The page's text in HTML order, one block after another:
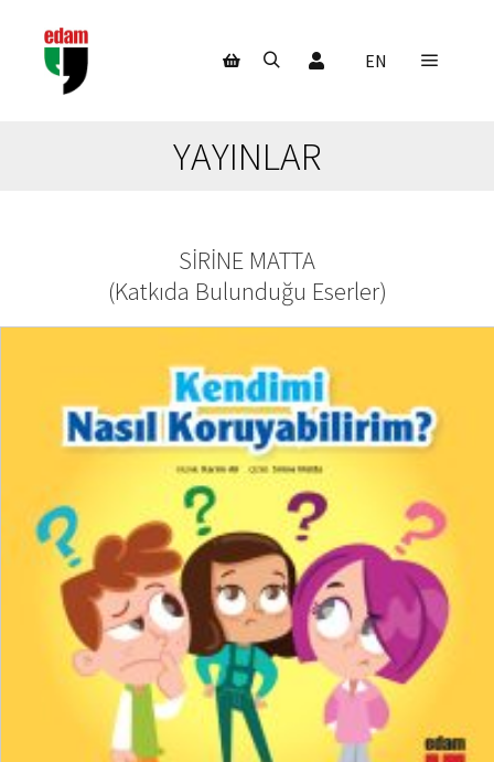
Hesabım
EN
YAYINLAR
SIRINE MATTA
(Katkıda Bulunduğu Eserler)
150,00₺112,50